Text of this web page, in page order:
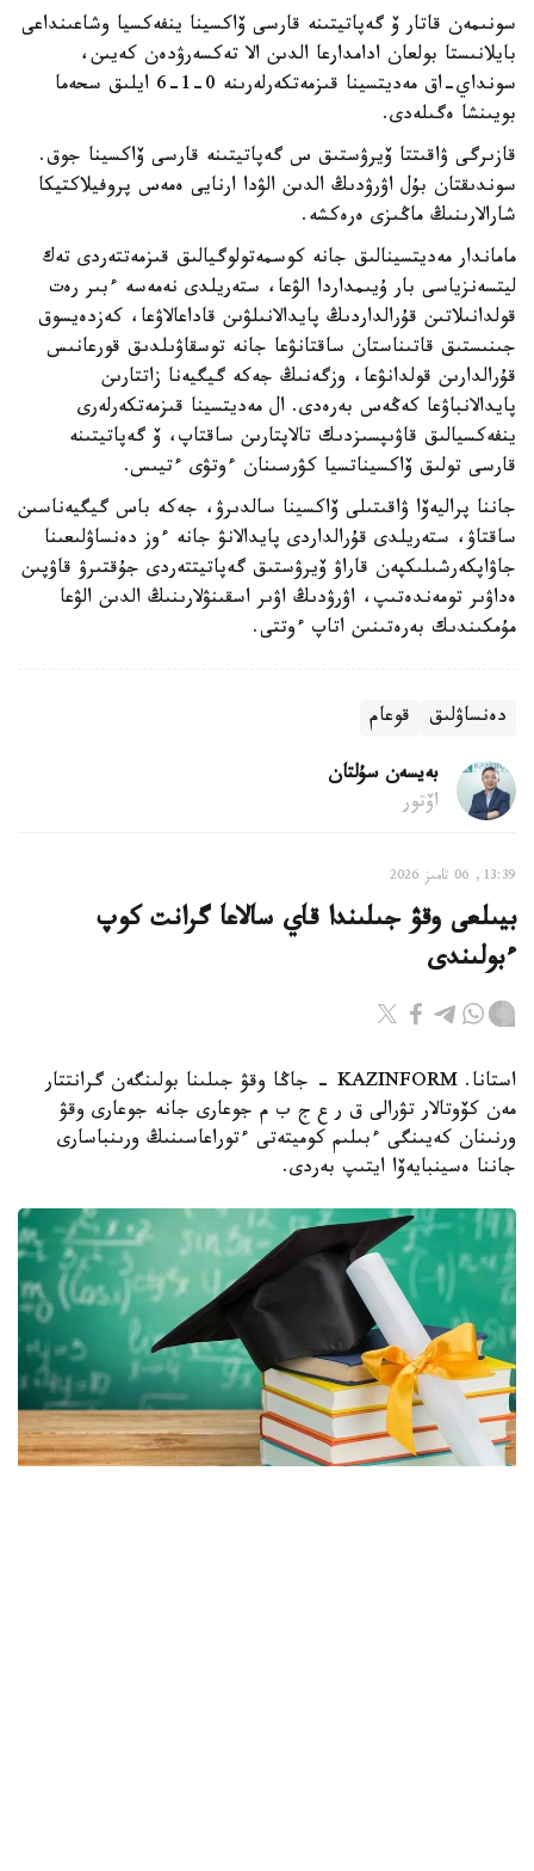
سونىمەن قاتار ۆ گەپاتيتىنە قارسى ۆاكسينا ينفەكسيا وشاعىنداعى
بايلانىستا بولعان ادامدارعا الدىن الا تەكسەرۋدەن كەيىن،
سونداي-اق مەديتسينا قىزمەتكەرلەرىنە 0-1-6 ايلىق سحەما
بويىنشا ەگىلەدى.
قازىرگى ۋاقىتتا ۆيرۋستىق س گەپاتيتىنە قارسى ۆاكسينا جوق.
سوندىقتان بۇل اۋرۋدىڭ الدىن الۋدا ارنايى ەمەس پروفيلاكتيكا
شارالارىنىڭ ماڭىزى ەرەكشە.
ماماندار مەديتسينالىق جانە كوسمەتولوگيالىق قىزمەتتەردى تەك
ليتسەنزياسى بار ۇيىمداردا الۋعا، ستەريلدى نەمەسە ءبىر رەت
قولدانىلاتىن قۇرالداردىڭ پايدالانىلۋىن قاداعالاۋعا، كەزدەيسوق
جىنىستىق قاتىناستان ساقتانۋعا جانە توسقاۋىلدىق قورعانىس
قۇرالدارىن قولدانۋعا، وزگەنىڭ جەكە گيگيەنا زاتتارىن
پايدالانباۋعا كەڭەس بەرەدى. ال مەديتسينا قىزمەتكەرلەرى
ينفەكسيالىق قاۋىپسىزدىك تالاپتارىن ساقتاپ، ۆ گەپاتيتىنە
قارسى تولىق ۆاكسيناتسيا كۋرسىنان ءوتۋى ءتيىس.
جاننا پراليەۆا ۋاقىتىلى ۆاكسينا سالدىرۋ، جەكە باس گيگيەناسىن
ساقتاۋ، ستەريلدى قۇرالداردى پايدالانۋ جانە ءوز دەنساۋلىعىنا
جاۋاپكەرشىلىكپەن قاراۋ ۆيرۋستىق گەپاتيتتەردى جۇقتىرۋ قاۋپىن
ەداۋىر تومەندەتىپ، اۋرۋدىڭ اۋىر اسقىنۋلارىنىڭ الدىن الۋعا
مۇمكىندىك بەرەتىنىن اتاپ ءوتتى.
دەنساۋلىق قوعام
بەيسەن سۇلتان
اۆتور
13:39, 06 تامىز 2026
بيىلعى وقۋ جىلىندا قاي سالاعا گرانت كوپ
ءبولىندى
استانا. KAZINFORM - جاڭا وقۋ جىلىنا بولىنگەن گرانتتار
مەن كۆوتالار تۋرالى ق ر ع ج ب م جوعارى جانە جوعارى وقۋ
ورنىنان كەيىنگى ءبىلىم كوميتەتى ءتوراعاسىنىڭ ورىنباسارى
جاننا ەسينبايەۆا ايتىپ بەردى.